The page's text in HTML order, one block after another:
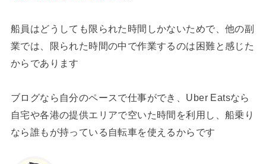
船員はどうしても限られた時間しかないためで、他の副
業では、限られた時間の中で作業するのは困難と感じた
からであります
ブログなら自分のペースで仕事ができ、Uber Eatsなら
自宅や各港の提供エリアで空いた時間を利用し、船乗り
なら誰もが持っている自転車を使えるからです